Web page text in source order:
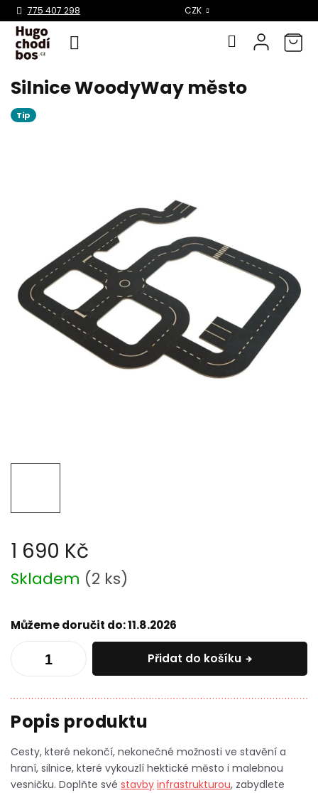
Přejít
obsah
775 407 298 CZK
Silnice WoodyWay město
Tip
1 690 Kč
Měrná
cena:
Skladem (2 ks)
Můžeme doručit do:11.8.2026
Přidat do košíku
Cesty, které nekončí, nekonečné možnosti ve stavění a
hraní, silnice, které vykouzlí hektické město i malebnou
vesničku. Doplňte své stavby infrastrukturou, zabydlete